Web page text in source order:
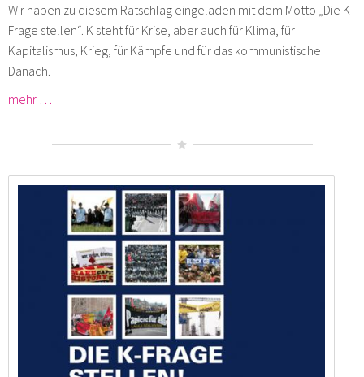
Wir haben zu diesem Ratschlag eingeladen mit dem Motto „Die K-
Frage stellen“. K steht für Krise, aber auch für Klima, für
Kapitalismus, Krieg, für Kämpfe und für das kommunistische
Danach.
mehr …